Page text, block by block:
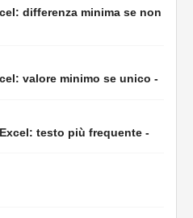
differenza minima se non
valore minimo se unico -
testo più frequente -